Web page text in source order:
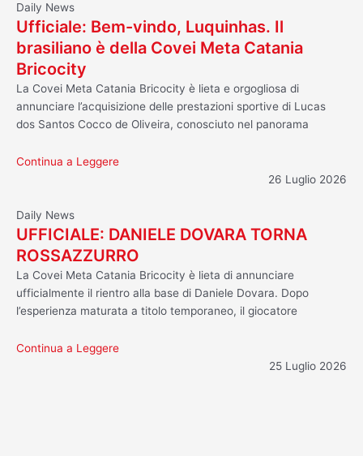
Daily News
Ufficiale: Bem-vindo, Luquinhas. Il
brasiliano è della Covei Meta Catania
Bricocity
La Covei Meta Catania Bricocity è lieta e orgogliosa di
annunciare l’acquisizione delle prestazioni sportive di Lucas
dos Santos Cocco de Oliveira, conosciuto nel panorama
Continua a Leggere
26 Luglio 2026
Daily News
UFFICIALE: DANIELE DOVARA TORNA
ROSSAZZURRO
La Covei Meta Catania Bricocity è lieta di annunciare
ufficialmente il rientro alla base di Daniele Dovara. Dopo
l’esperienza maturata a titolo temporaneo, il giocatore
Continua a Leggere
25 Luglio 2026